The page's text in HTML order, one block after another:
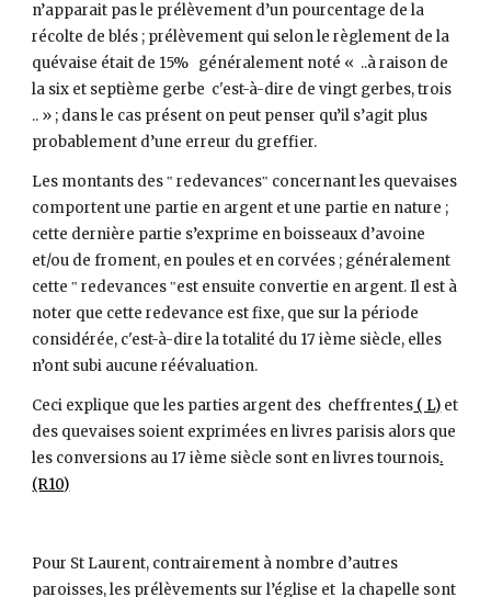
n’apparait pas le prélèvement d’un pourcentage de la
récolte de blés ; prélèvement qui selon le règlement de la
quévaise était de 15%   généralement noté «  ..à raison de
la six et septième gerbe  c'est-à-dire de vingt gerbes, trois
.. » ; dans le cas présent on peut penser qu’il s’agit plus
probablement d’une erreur du greffier.
Les montants des ‟ redevances‟ concernant les quevaises
comportent une partie en argent et une partie en nature ;
cette dernière partie s’exprime en boisseaux d’avoine
et/ou de froment, en poules et en corvées ; généralement
cette ‟ redevances ‟est ensuite convertie en argent. Il est à
noter que cette redevance est fixe, que sur la période
considérée, c'est-à-dire la totalité du 17 ième siècle, elles
n’ont subi aucune réévaluation.
Ceci explique que les parties argent des  cheffrentes ( L) et
des quevaises soient exprimées en livres parisis alors que
les conversions au 17 ième siècle sont en livres tournois.
(R10)
Pour St Laurent, contrairement à nombre d’autres
paroisses, les prélèvements sur l’église et  la chapelle sont